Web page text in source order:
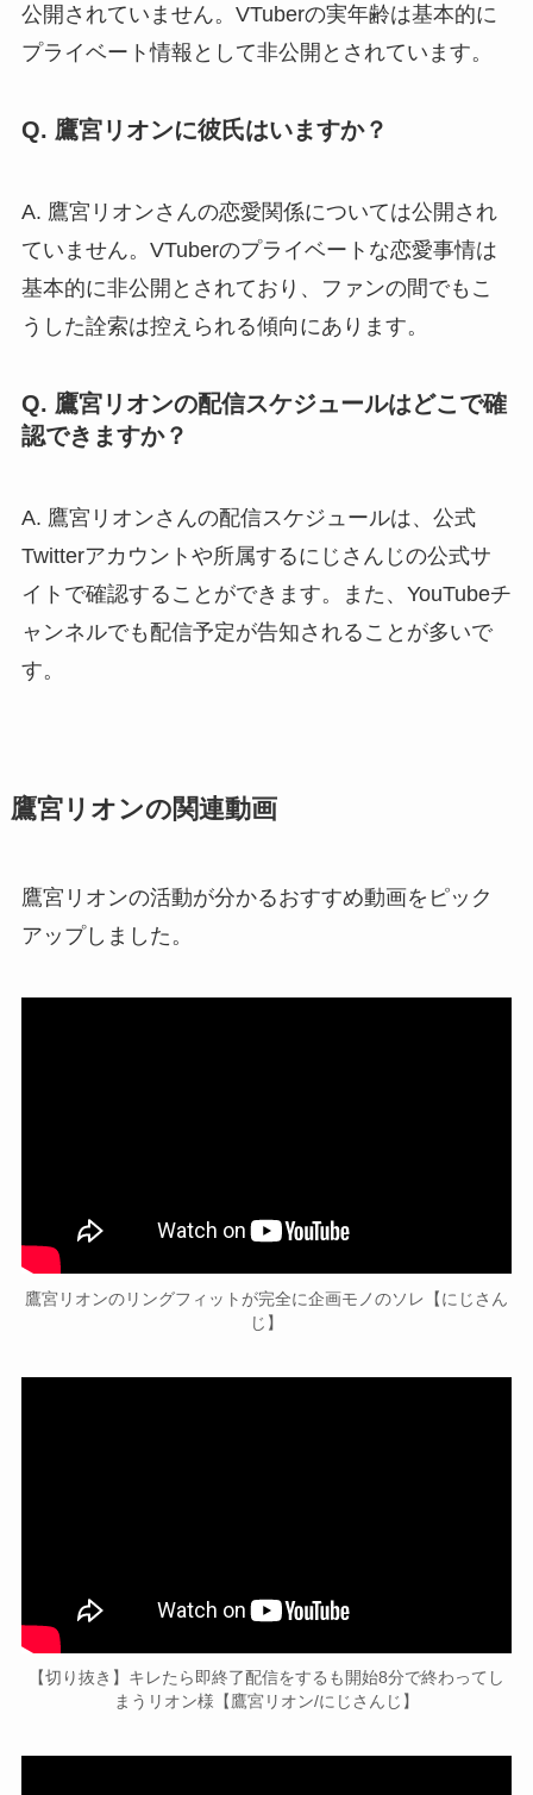
公開されていません。VTuberの実年齢は基本的に
プライベート情報として非公開とされています。
Q. 鷹宮リオンに彼氏はいますか？
A. 鷹宮リオンさんの恋愛関係については公開され
ていません。VTuberのプライベートな恋愛事情は
基本的に非公開とされており、ファンの間でもこ
うした詮索は控えられる傾向にあります。
Q. 鷹宮リオンの配信スケジュールはどこで確
認できますか？
A. 鷹宮リオンさんの配信スケジュールは、公式
Twitterアカウントや所属するにじさんじの公式サ
イトで確認することができます。また、YouTubeチ
ャンネルでも配信予定が告知されることが多いで
す。
鷹宮リオンの関連動画
鷹宮リオンの活動が分かるおすすめ動画をピック
アップしました。
鷹宮リオンのリングフィットが完全に企画モノのソレ【にじさん
じ】
【切り抜き】キレたら即終了配信をするも開始8分で終わってし
まうリオン様【鷹宮リオン/にじさんじ】